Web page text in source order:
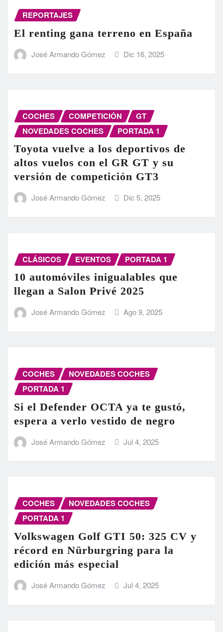
REPORTAJES
El renting gana terreno en España
José Armando Gómez Dic 16, 2025
COCHES COMPETICIÓN
GT
NOVEDADES COCHES
PORTADA 1
Toyota vuelve a los deportivos de
altos vuelos con el GR GT y su
versión de competición GT3
José Armando Gómez Dic 5, 2025
CLÁSICOS EVENTOS PORTADA 1
10 automóviles inigualables que
llegan a Salon Privé 2025
José Armando Gómez Ago 9, 2025
COCHES
NOVEDADES COCHES
PORTADA 1
Si el Defender OCTA ya te gustó,
espera a verlo vestido de negro
José Armando Gómez Jul 4, 2025
COCHES
NOVEDADES COCHES
PORTADA 1
Volkswagen Golf GTI 50: 325 CV y
récord en Nürburgring para la
edición más especial
José Armando Gómez Jul 4, 2025